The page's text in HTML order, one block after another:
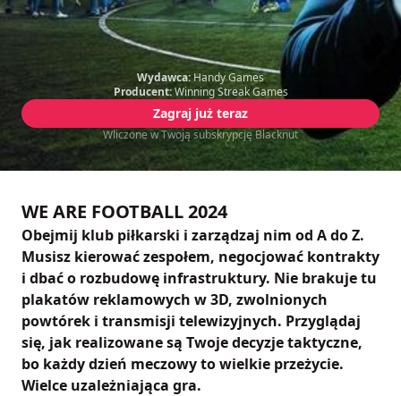
Wydawca: Handy Games
Producent: Winning Streak Games
Zagraj już teraz
Wliczone w Twoją subskrypcję Blacknut
WE ARE FOOTBALL 2024
Obejmij klub piłkarski i zarządzaj nim od A do Z.
Musisz kierować zespołem, negocjować kontrakty
i dbać o rozbudowę infrastruktury. Nie brakuje tu
plakatów reklamowych w 3D, zwolnionych
powtórek i transmisji telewizyjnych. Przyglądaj
się, jak realizowane są Twoje decyzje taktyczne,
bo każdy dzień meczowy to wielkie przeżycie.
Wielce uzależniająca gra.